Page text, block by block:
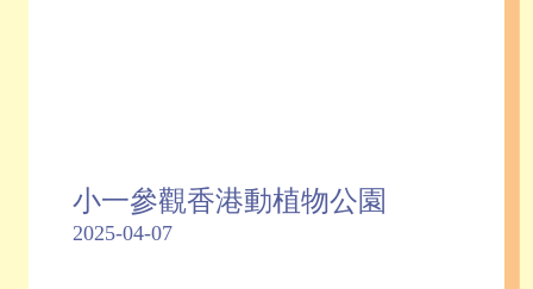
小一參觀香港動植物公園
2025-04-07